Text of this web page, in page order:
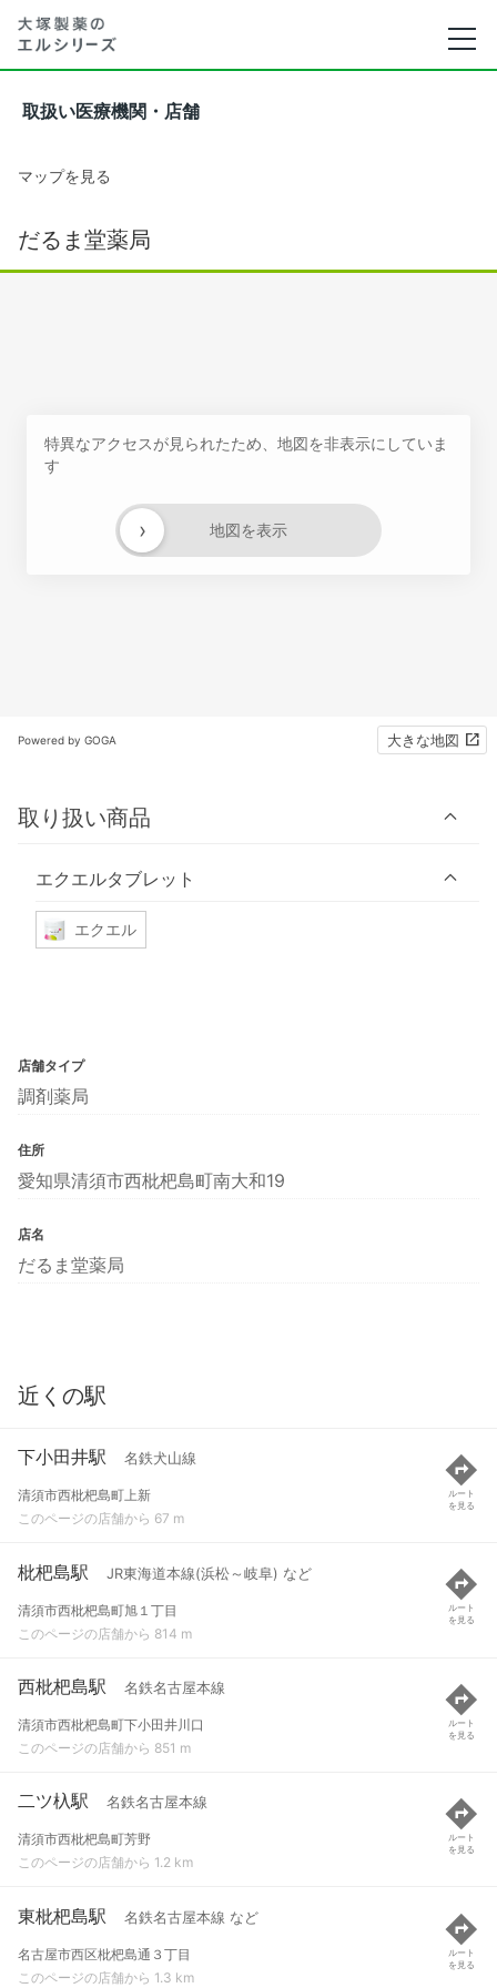
取扱い医療機関・店舗
マップを見る
だるま堂薬局
特異なアクセスが見られたため、地図を非表示にしていま
す
地図を表示
›
Powered by GOGA 大きな地図
取り扱い商品
エクエルタブレット
エクエル
店舗タイプ
調剤薬局
住所
愛知県清須市西枇杷島町南大和19
店名
だるま堂薬局
近くの駅
下小田井駅 名鉄犬山線
清須市西枇杷島町上新
このページの店舗から 67 m
ルート
を見る
枇杷島駅 JR東海道本線(浜松～岐阜) など
清須市西枇杷島町旭１丁目
このページの店舗から 814 m
ルート
を見る
西枇杷島駅 名鉄名古屋本線
清須市西枇杷島町下小田井川口
このページの店舗から 851 m
ルート
を見る
二ツ杁駅 名鉄名古屋本線
清須市西枇杷島町芳野
このページの店舗から 1.2 km
ルート
を見る
東枇杷島駅 名鉄名古屋本線 など
名古屋市西区枇杷島通３丁目
このページの店舗から 1.3 km
ルート
を見る